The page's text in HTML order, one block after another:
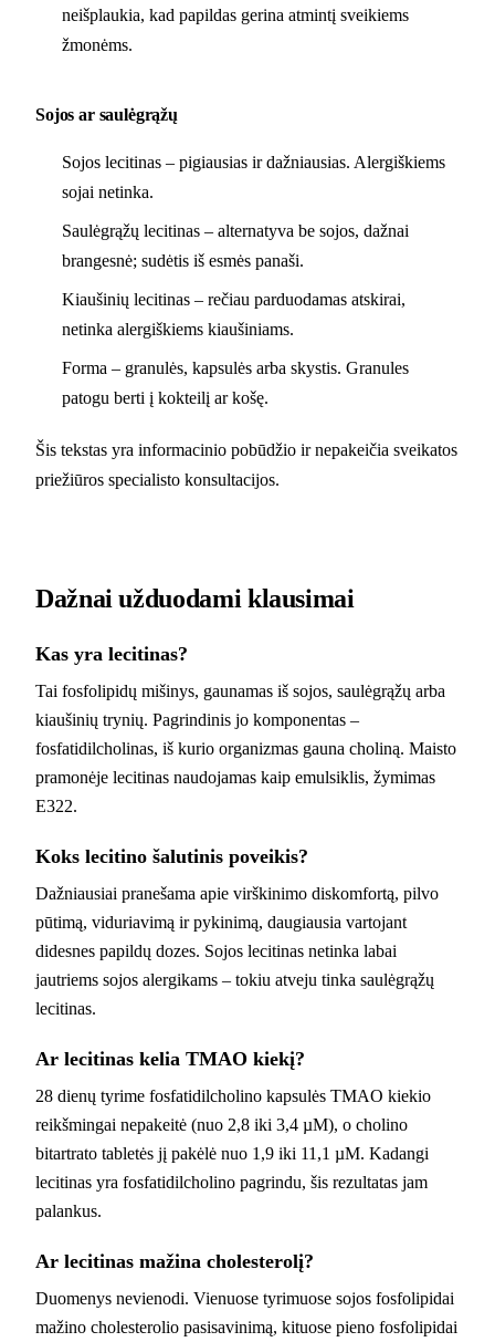
neišplaukia, kad papildas gerina atmintį sveikiems
žmonėms.
Sojos ar saulėgrąžų
Sojos lecitinas – pigiausias ir dažniausias. Alergiškiems
sojai netinka.
Saulėgrąžų lecitinas – alternatyva be sojos, dažnai
brangesnė; sudėtis iš esmės panaši.
Kiaušinių lecitinas – rečiau parduodamas atskirai,
netinka alergiškiems kiaušiniams.
Forma – granulės, kapsulės arba skystis. Granules
patogu berti į kokteilį ar košę.
Šis tekstas yra informacinio pobūdžio ir nepakeičia sveikatos
priežiūros specialisto konsultacijos.
Dažnai užduodami klausimai
Kas yra lecitinas?
Tai fosfolipidų mišinys, gaunamas iš sojos, saulėgrąžų arba
kiaušinių trynių. Pagrindinis jo komponentas –
fosfatidilcholinas, iš kurio organizmas gauna choliną. Maisto
pramonėje lecitinas naudojamas kaip emulsiklis, žymimas
E322.
Koks lecitino šalutinis poveikis?
Dažniausiai pranešama apie virškinimo diskomfortą, pilvo
pūtimą, viduriavimą ir pykinimą, daugiausia vartojant
didesnes papildų dozes. Sojos lecitinas netinka labai
jautriems sojos alergikams – tokiu atveju tinka saulėgrąžų
lecitinas.
Ar lecitinas kelia TMAO kiekį?
28 dienų tyrime fosfatidilcholino kapsulės TMAO kiekio
reikšmingai nepakeitė (nuo 2,8 iki 3,4 µM), o cholino
bitartrato tabletės jį pakėlė nuo 1,9 iki 11,1 µM. Kadangi
lecitinas yra fosfatidilcholino pagrindu, šis rezultatas jam
palankus.
Ar lecitinas mažina cholesterolį?
Duomenys nevienodi. Vienuose tyrimuose sojos fosfolipidai
mažino cholesterolio pasisavinimą, kituose pieno fosfolipidai